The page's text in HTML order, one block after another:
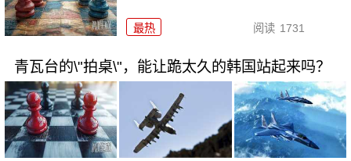
最热 阅读 1731
青瓦台的\"拍桌\"，能让跪太久的韩国站起来吗？